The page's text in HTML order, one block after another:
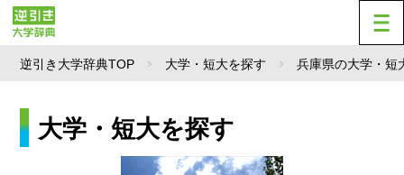
逆引き大学辞典TOP 大学・短大を探す 兵庫県の大学・短
大学・短大を探す